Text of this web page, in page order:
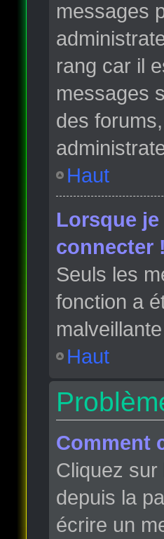
messages
rang car il
messages
des
Haut
Lorsque
connecter
Seuls les
fonction a
Haut
Comment
Cliquez sur
depuis la
écrire un